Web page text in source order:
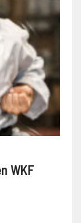
WKF